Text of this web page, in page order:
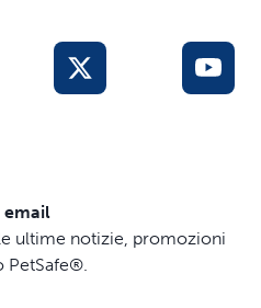
email
ultime notizie, promozioni
PetSafe®.